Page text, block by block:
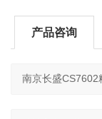
产品咨询